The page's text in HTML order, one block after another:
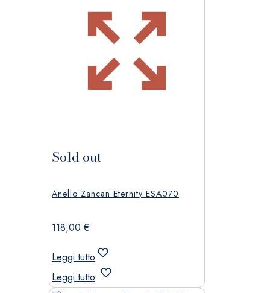
Sold out
Anello Zancan Eternity ESA070
118,00€
Leggi tutto
Leggi tutto